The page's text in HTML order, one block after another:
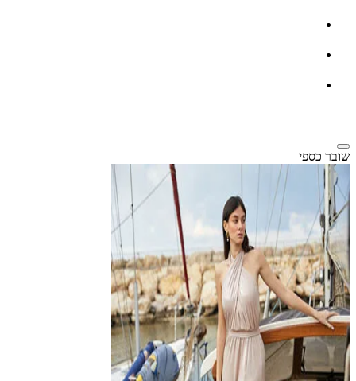
שובר כספי